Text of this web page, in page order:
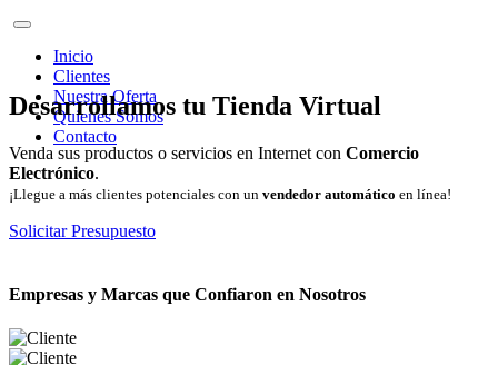
Inicio
Clientes
Nuestra Oferta
Quienes Somos
Contacto
Desarrollamos tu Tienda Virtual
Venda sus productos o servicios en Internet con Comercio
Electrónico.
¡Llegue a más clientes potenciales con un vendedor automático en línea!
Solicitar Presupuesto
Empresas y Marcas que Confiaron en Nosotros